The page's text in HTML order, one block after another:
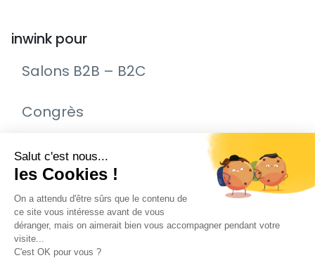
inwink pour
Salons B2B – B2C
Congrès
Remise de prix – Awards
Journée Portes Ouvertes (JPO)